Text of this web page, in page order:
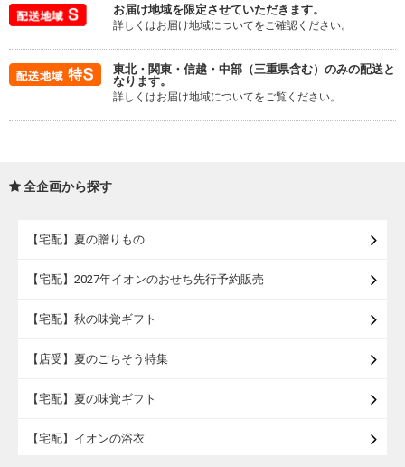
お届け地域を限定させていただきます。
詳しくはお届け地域についてをご確認ください。
東北・関東・信越・中部（三重県含む）のみの配送と
なります。
詳しくはお届け地域についてをご覧ください。
全企画から探す
【宅配】夏の贈りもの
【宅配】2027年イオンのおせち先行予約販売
【宅配】秋の味覚ギフト
【店受】夏のごちそう特集
【宅配】夏の味覚ギフト
【宅配】イオンの浴衣